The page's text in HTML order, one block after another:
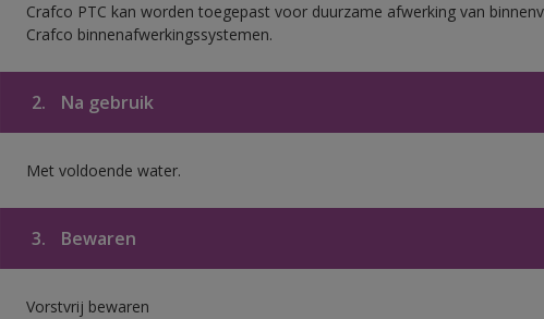
Crafco PTC kan worden toegepast voor duurzame afwerking van
Crafco binnenafwerkingssystemen.
2. Na gebruik
Met voldoende water.
3. Bewaren
Vorstvrij bewaren